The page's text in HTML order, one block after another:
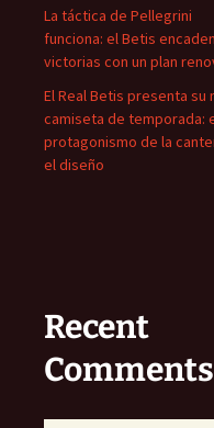
La táctica de Pellegrini
funciona: el Betis
victorias con un plan
El Real Betis presenta su
camiseta de temporada:
protagonismo de la
el diseño
Recent
Comments